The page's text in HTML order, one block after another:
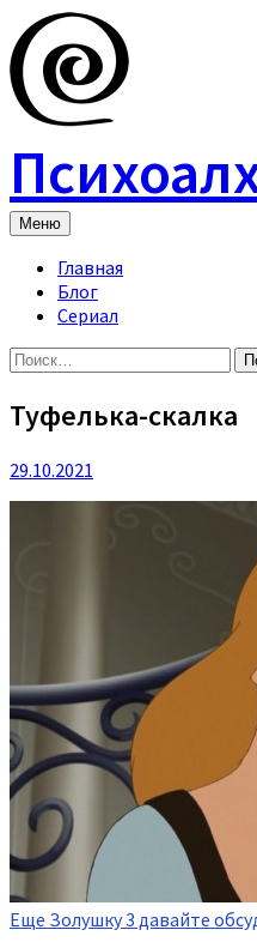
Skip
to
content
Меню
Главная
Блог
Сериал
Найти:
Туфелька-скалка
29.10.2021
Еще Золушку 3 давайте